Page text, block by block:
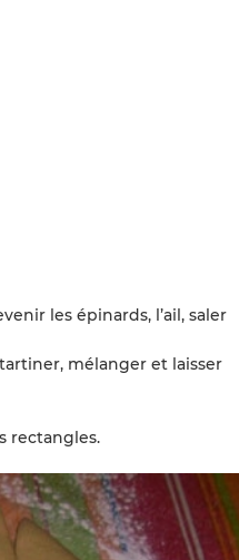
les épinards, l’ail, saler
mélanger et laisser
rectangles.